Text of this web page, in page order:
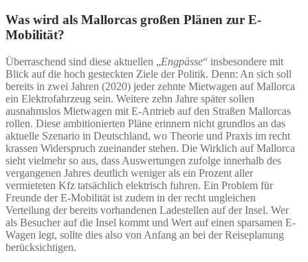
Was wird als Mallorcas großen Plänen zur E-
Mobilität?
Überraschend sind diese aktuellen „Engpässe“ insbesondere mit
Blick auf die hoch gesteckten Ziele der Politik. Denn: An sich soll
bereits in zwei Jahren (2020) jeder zehnte Mietwagen auf Mallorca
ein Elektrofahrzeug sein. Weitere zehn Jahre später sollen
ausnahmslos Mietwagen mit E-Antrieb auf den Straßen Mallorcas
rollen. Diese ambitionierten Pläne erinnern nicht grundlos an das
aktuelle Szenario in Deutschland, wo Theorie und Praxis im recht
krassen Widerspruch zueinander stehen. Die Wirklich auf Mallorca
sieht vielmehr so aus, dass Auswertungen zufolge innerhalb des
vergangenen Jahres deutlich weniger als ein Prozent aller
vermieteten Kfz tatsächlich elektrisch fuhren. Ein Problem für
Freunde der E-Mobilität ist zudem in der recht ungleichen
Verteilung der bereits vorhandenen Ladestellen auf der Insel. Wer
als Besucher auf die Insel kommt und Wert auf einen sparsamen E-
Wagen legt, sollte dies also von Anfang an bei der Reiseplanung
berücksichtigen.